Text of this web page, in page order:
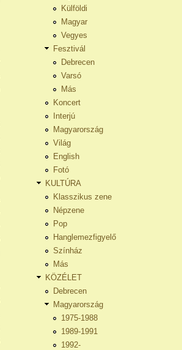
Külföldi
Magyar
Vegyes
Fesztivál
Debrecen
Varsó
Más
Koncert
Interjú
Magyarország
Világ
English
Fotó
KULTÚRA
Klasszikus zene
Népzene
Pop
Hanglemezfigyelő
Színház
Más
KÖZÉLET
Debrecen
Magyarország
1975-1988
1989-1991
1992-